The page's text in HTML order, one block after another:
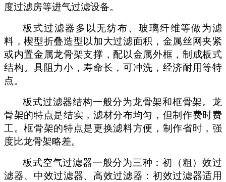
度过滤房等进气过滤设备。
板式过滤器多以无纺布、玻璃纤维等做为滤
料，楔型折叠造型以加大过滤面积，金属丝网夹紧
或内置金属龙骨架支撑，配以金属外框，制成板式
结构。具阻力小，寿命长，可冲洗，经济耐用等特
点。
板式过滤器结构一般分为龙骨架和框骨架。龙
骨架的特点是结实，滤材分布均匀，但制作费时费
工。框骨架的特点是更换滤料方便，制作省时，强
度比龙骨架略差。
板式空气过滤器一般分为三种：初（粗）效过
滤器、中效过滤器、高效过滤器：初效过滤器适用